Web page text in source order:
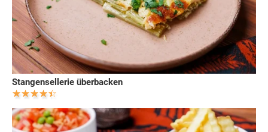
Stangensellerie überbacken